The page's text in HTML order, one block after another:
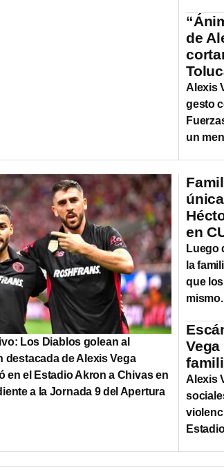
de
Alexis
gesto
un
Los Diablos golean al
destacada de Alexis Vega
en el Estadio Akron a Chivas en
a la Jornada 9 del Apertura
en
Luego
la
que
mismo.
Alexis